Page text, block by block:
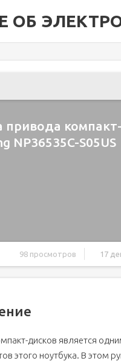
ОБ
привода
NP36535C-S05US
98 просмотров 17
дисков является
этого ноутбука. В этом